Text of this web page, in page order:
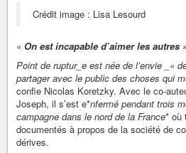
Crédit image : Lisa Lesourd
« On est incapable d’aimer les autres
Point de ruptur_e est née de l’envie _«
partager avec le public des choses qui
confie Nicolas Koretzky. Avec le co-
Joseph, il s’est e*nfermé pendant trois
campagne dans le nord de la France* où
documentés à propos de la société de
dérives.